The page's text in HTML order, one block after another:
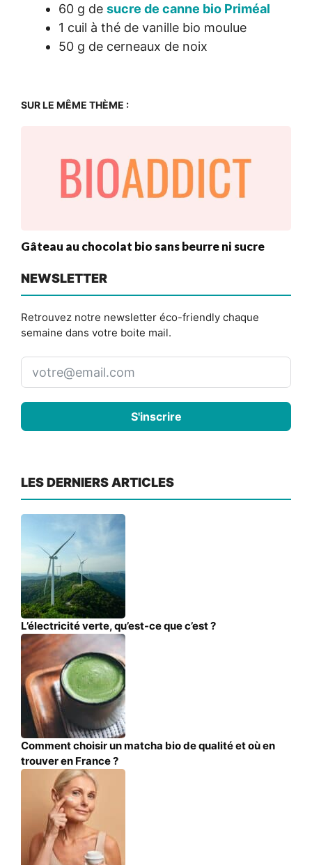
60 g de sucre de canne bio Priméal
1 cuil à thé de vanille bio moulue
50 g de cerneaux de noix
SUR LE MÊME THÈME :
Gâteau au chocolat bio sans beurre ni sucre
NEWSLETTER
Retrouvez notre newsletter éco-friendly chaque
semaine dans votre boite mail.
S'inscrire
LES DERNIERS ARTICLES
L’électricité verte, qu’est-ce que c’est ?
Comment choisir un matcha bio de qualité et où en
trouver en France ?